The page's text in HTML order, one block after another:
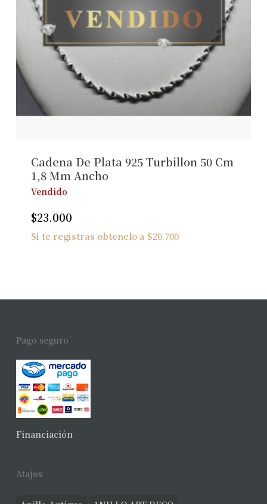
Cadena De Plata 925 Turbillon 50 Cm
1,8 Mm Ancho
Vendido
$23.000
Si te registras obtenelo a $20.700
Pago seguro
Financiación
Atajos